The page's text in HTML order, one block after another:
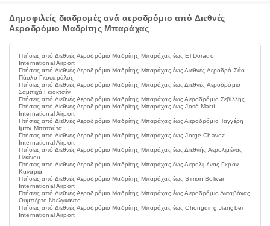
Δημοφιλείς διαδρομές ανά αεροδρόμιο από Διεθνές
Αεροδρόμιο Μαδρίτης Μπαράχας
Πτήσεις από Διεθνές Αεροδρόμιο Μαδρίτης Μπαράχας έως El Dorado
International Airport
Πτήσεις από Διεθνές Αεροδρόμιο Μαδρίτης Μπαράχας έως Διεθνές Αεροδρό Σάο
Πάολο Γκουαράλος
Πτήσεις από Διεθνές Αεροδρόμιο Μαδρίτης Μπαράχας έως Διεθνές Αεροδρόμιο
Σαμπιχά Γκιοκτσέν
Πτήσεις από Διεθνές Αεροδρόμιο Μαδρίτης Μπαράχας έως Αεροδρόμιο Σεβίλλης
Πτήσεις από Διεθνές Αεροδρόμιο Μαδρίτης Μπαράχας έως José Martí
International Airport
Πτήσεις από Διεθνές Αεροδρόμιο Μαδρίτης Μπαράχας έως Αεροδρόμιο Ταγγέρη
Ιμπν Μπατούτα
Πτήσεις από Διεθνές Αεροδρόμιο Μαδρίτης Μπαράχας έως Jorge Chávez
International Airport
Πτήσεις από Διεθνές Αεροδρόμιο Μαδρίτης Μπαράχας έως Διεθνής Αερολιμένας
Πεκίνου
Πτήσεις από Διεθνές Αεροδρόμιο Μαδρίτης Μπαράχας έως Αερολιμένας Γκραν
Κανάρια
Πτήσεις από Διεθνές Αεροδρόμιο Μαδρίτης Μπαράχας έως Simon Bolivar
International Airport
Πτήσεις από Διεθνές Αεροδρόμιο Μαδρίτης Μπαράχας έως Αεροδρόμιο Λισαβόνας
Ουμπέρτο Ντελγκάντο
Πτήσεις από Διεθνές Αεροδρόμιο Μαδρίτης Μπαράχας έως Chongqing Jiangbei
International Airport